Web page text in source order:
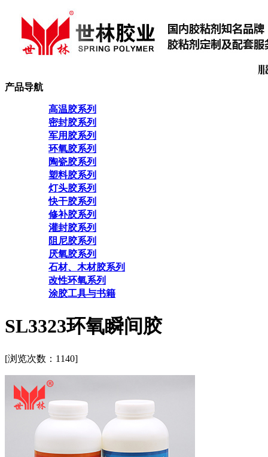
产品导航
高温胶系列
密封胶系列
军用胶系列
环氧胶系列
陶瓷胶系列
塑料胶系列
灯头胶系列
快干胶系列
修补胶系列
灌封胶系列
阻尼胶系列
厌氧胶系列
石材、木材胶系列
改性环氧系列
涂胶工具与书籍
SL3323环氧瞬间胶
[浏览次数： 1140]